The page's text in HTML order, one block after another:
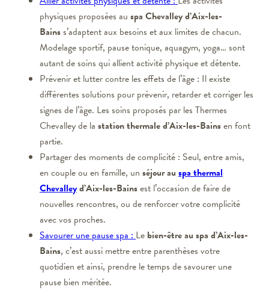
physiques proposées au spa Chevalley d’Aix-les-
Bainss’adaptent aux besoins et aux limites de chacun.
Modelage sportif, pause tonique, aquagym, yoga… sont
autant de soins qui allient activité physique et détente.
Prévenir et lutter contre les effets de l’âge : Il existe
différentes solutions pour prévenir, retarder et corriger les
signes de l’âge. Les soins proposés par les Thermes
Chevalley de la station thermale d’Aix-les-Bainsen font
partie.
Partager des moments de complicité : Seul, entre amis,
en couple ou en famille, un séjour au spa thermal
Chevalleyd’Aix-les-Bainsest l’occasion de faire de
nouvelles rencontres, ou de renforcer votre complicité
avec vos proches.
Savourer une pause spa : Le bien-être au spa d’Aix-les-
Bains, c’est aussi mettre entre parenthèses votre
quotidien et ainsi, prendre le temps de savourer une
pause bien méritée.